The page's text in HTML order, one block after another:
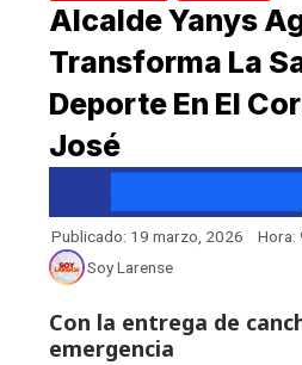
Alcalde Yanys
Transforma La
Deporte En El
José
Publicado: 19 marzo, 2026 Hora:
Soy Larense
Con la entrega de
emergencia